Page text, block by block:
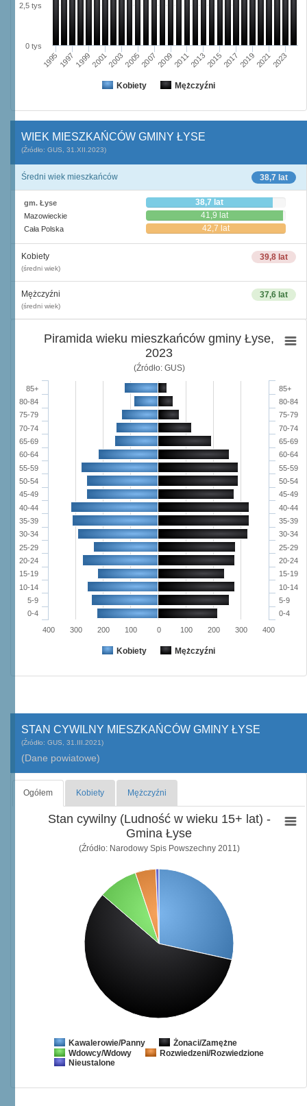
Kobiety Mężczyźni
199519971999200120032005200720092011201320152017201920212023
0 tys
2,5 tys
WIEK MIESZKAŃCÓW GMINY ŁYSE
(Źródło: GUS, 31.XII.2023)
38,7 lat
Średni wiek mieszkańców
gm. Łyse 38,7 lat
Mazowieckie 41,9 lat
Cała Polska 42,7 lat
39,8 lat
Kobiety
(średni wiek)
37,6 lat
Mężczyźni
(średni wiek)
Piramida wieku mieszkańców gminy Łyse,
2023
(Źródło: GUS)
Kobiety Mężczyźni
0-4
5-9
10-14
15-19
20-24
25-29
30-34
35-39
40-44
45-49
50-54
55-59
60-64
65-69
70-74
75-79
80-84
85+
0-4
5-9
10-14
15-19
20-24
25-29
30-34
35-39
40-44
45-49
50-54
55-59
60-64
65-69
70-74
75-79
80-84
85+
400 300 200 100 0 100 200 300 400
STAN CYWILNY MIESZKAŃCÓW GMINY ŁYSE
(Źródło: GUS, 31.III.2021)
(Dane powiatowe)
Ogółem Kobiety Mężczyźni
Stan cywilny (Ludność w wieku 15+ lat) -
Gmina Łyse
(Źródło: Narodowy Spis Powszechny 2011)
Kawalerowie/Panny Żonaci/Zamężne
Wdowcy/Wdowy
Rozwiedzeni/Rozwiedzione
Nieustalone